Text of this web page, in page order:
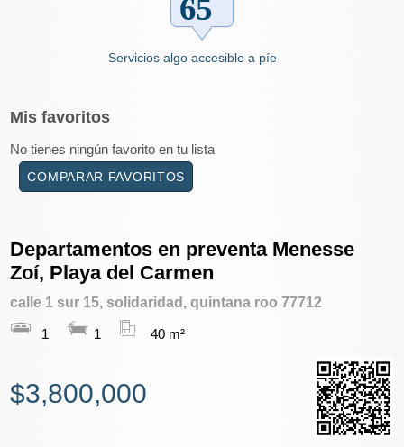
Servicios algo accesible a píe
Mis favoritos
No tienes ningún favorito en tu lista
COMPARAR FAVORITOS
Departamentos en preventa Menesse
Zoí, Playa del Carmen
calle 1 sur 15, solidaridad, quintana roo 77712
1 1 40 m²
$3,800,000